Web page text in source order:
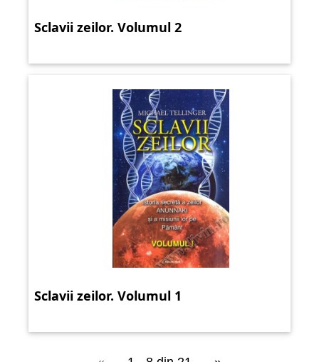
Sclavii zeilor. Volumul 2
Sclavii zeilor. Volumul 1